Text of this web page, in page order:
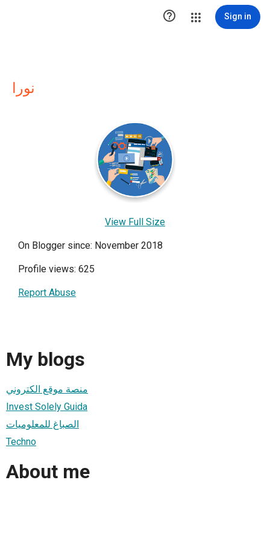
 Sign in
نورا
View Full Size
On Blogger since: November 2018
Profile views: 625
Report Abuse
My blogs
منصة موقع الكتروني
Invest Solely Guida
الصباغ للمعلوميات
Techno
About me